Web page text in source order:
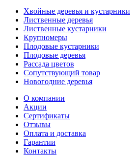
Хвойные деревья и кустарники
Лиственные деревья
Лиственные кустарники
Крупномеры
Плодовые кустарники
Плодовые деревья
Рассада цветов
Сопутствующий товар
Новогодние деревья
О компании
Акции
Сертификаты
Отзывы
Оплата и доставка
Гарантии
Контакты